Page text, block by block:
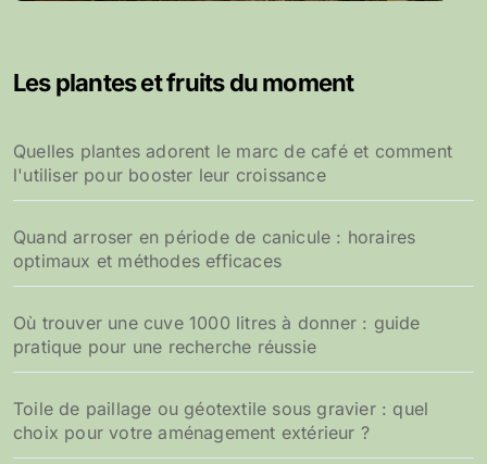
Les plantes et fruits du moment
Quelles plantes adorent le marc de café et comment
l'utiliser pour booster leur croissance
Quand arroser en période de canicule : horaires
optimaux et méthodes efficaces
Où trouver une cuve 1000 litres à donner : guide
pratique pour une recherche réussie
Toile de paillage ou géotextile sous gravier : quel
choix pour votre aménagement extérieur ?